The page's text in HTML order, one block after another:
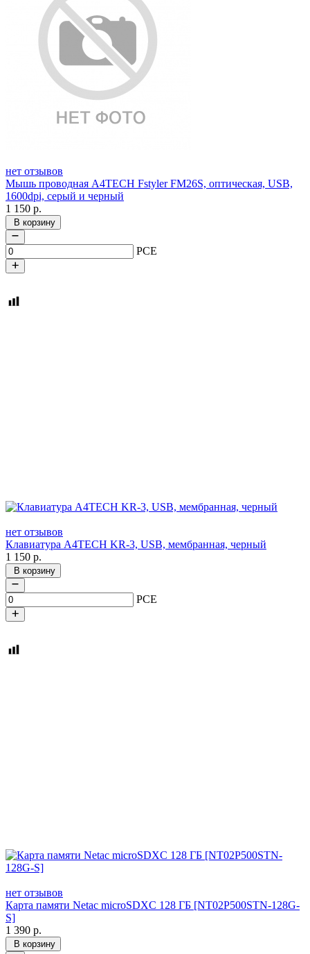
нет отзывов
Мышь проводная A4TECH Fstyler FM26S, оптическая, USB,
1600dpi, серый и черный
1 150 р.
В корзину
PCE
нет отзывов
Клавиатура A4TECH KR-3, USB, мембранная, черный
1 150 р.
В корзину
PCE
нет отзывов
Карта памяти Netac microSDXC 128 ГБ [NT02P500STN-128G-
S]
1 390 р.
В корзину